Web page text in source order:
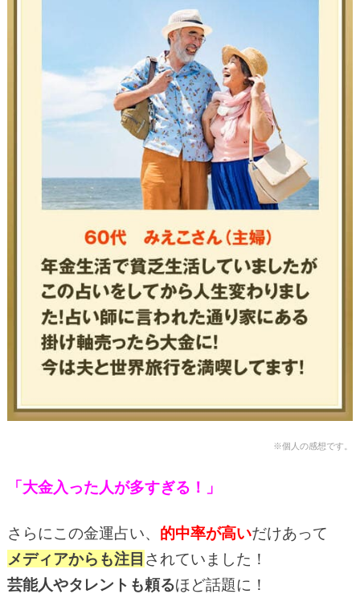
※個人の感想です。
「大金入った人が多すぎる！」
さらにこの金運占い、 的中率が高いだけあって
メディアからも注目 されていました！
芸能人やタレントも頼るほど話題に！